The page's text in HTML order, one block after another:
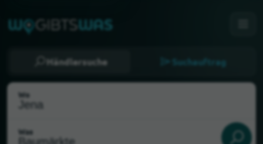
Händlersuche Suchauftrag
Wo
Was